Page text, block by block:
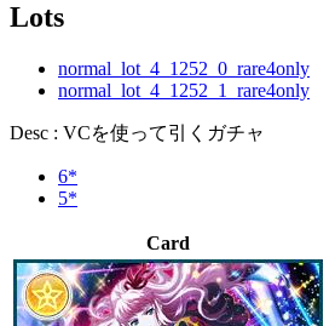
Lots
normal_lot_4_1252_0_rare4only
normal_lot_4_1252_1_rare4only
Desc : VCを使って引くガチャ
6*
5*
Card